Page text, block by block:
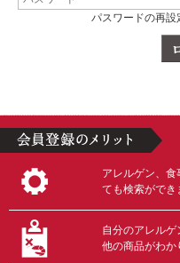
パスワードの再設
アレルゲン、食
ても検索ができ
自分のアレル
他の商品がわか